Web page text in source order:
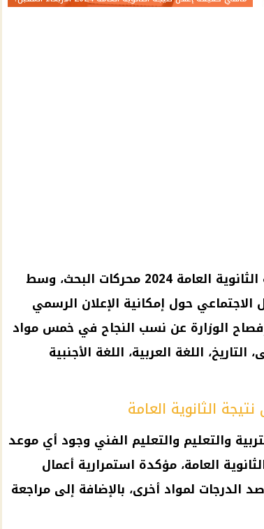
تتصدر توقعات موعد إعلان نتيجة الثانوية العامة 2024 محركات البحث، وسط
الاجتماعي حول إمكانية الإعلان الرسمي
الوزارة عن نسب النجاح في خمس مواد
اللغة العربية، اللغة الأجنبية
الثانوية العامة
والتعليم والتعليم الفني وجود أي موعد
العامة، مؤكدة استمرارية أعمال
الدرجات لمواد أخرى، بالإضافة إلى مراجعة